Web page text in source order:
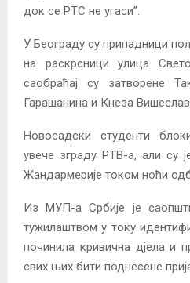
док се РТС не угаси”.
У Београду су припадници
на раскрсници улица
саобраћај су затворене
Гарашанина и Кнеза
Новосадски студенти
увече зграду РТВ-а, али су
Жандармерије током ноћи
Из МУП-а Србије је
тужилаштвом у току
починила кривична дјела и
свих њих бити поднесене